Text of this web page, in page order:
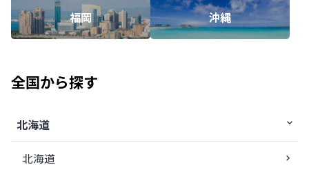
福岡 沖縄
全国から探す
北海道
北海道